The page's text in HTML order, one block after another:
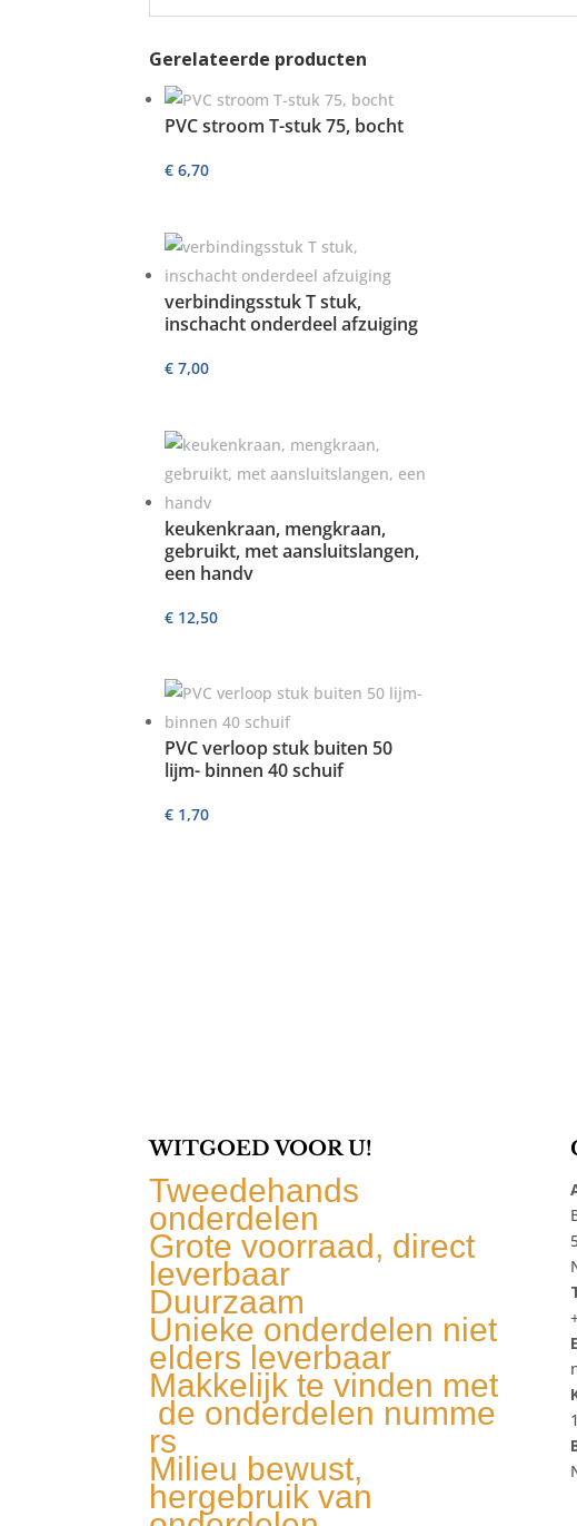
Gerelateerde producten
PVC stroom T-stuk 75, bocht
€ 6,70
verbindingsstuk T stuk,
inschacht onderdeel afzuiging
€ 7,00
keukenkraan, mengkraan,
gebruikt, met aansluitslangen,
een handv
€ 12,50
PVC verloop stuk buiten 50
lijm- binnen 40 schuif
€ 1,70
WITGOED VOOR U!
Tweedehands
onderdelen
Grote voorraad, direct
leverbaar
Duurzaam
Unieke onderdelen niet
elders leverbaar
Makkelijk te vinden met
de onderdelen numme
rs
Milieu bewust,
hergebruik van